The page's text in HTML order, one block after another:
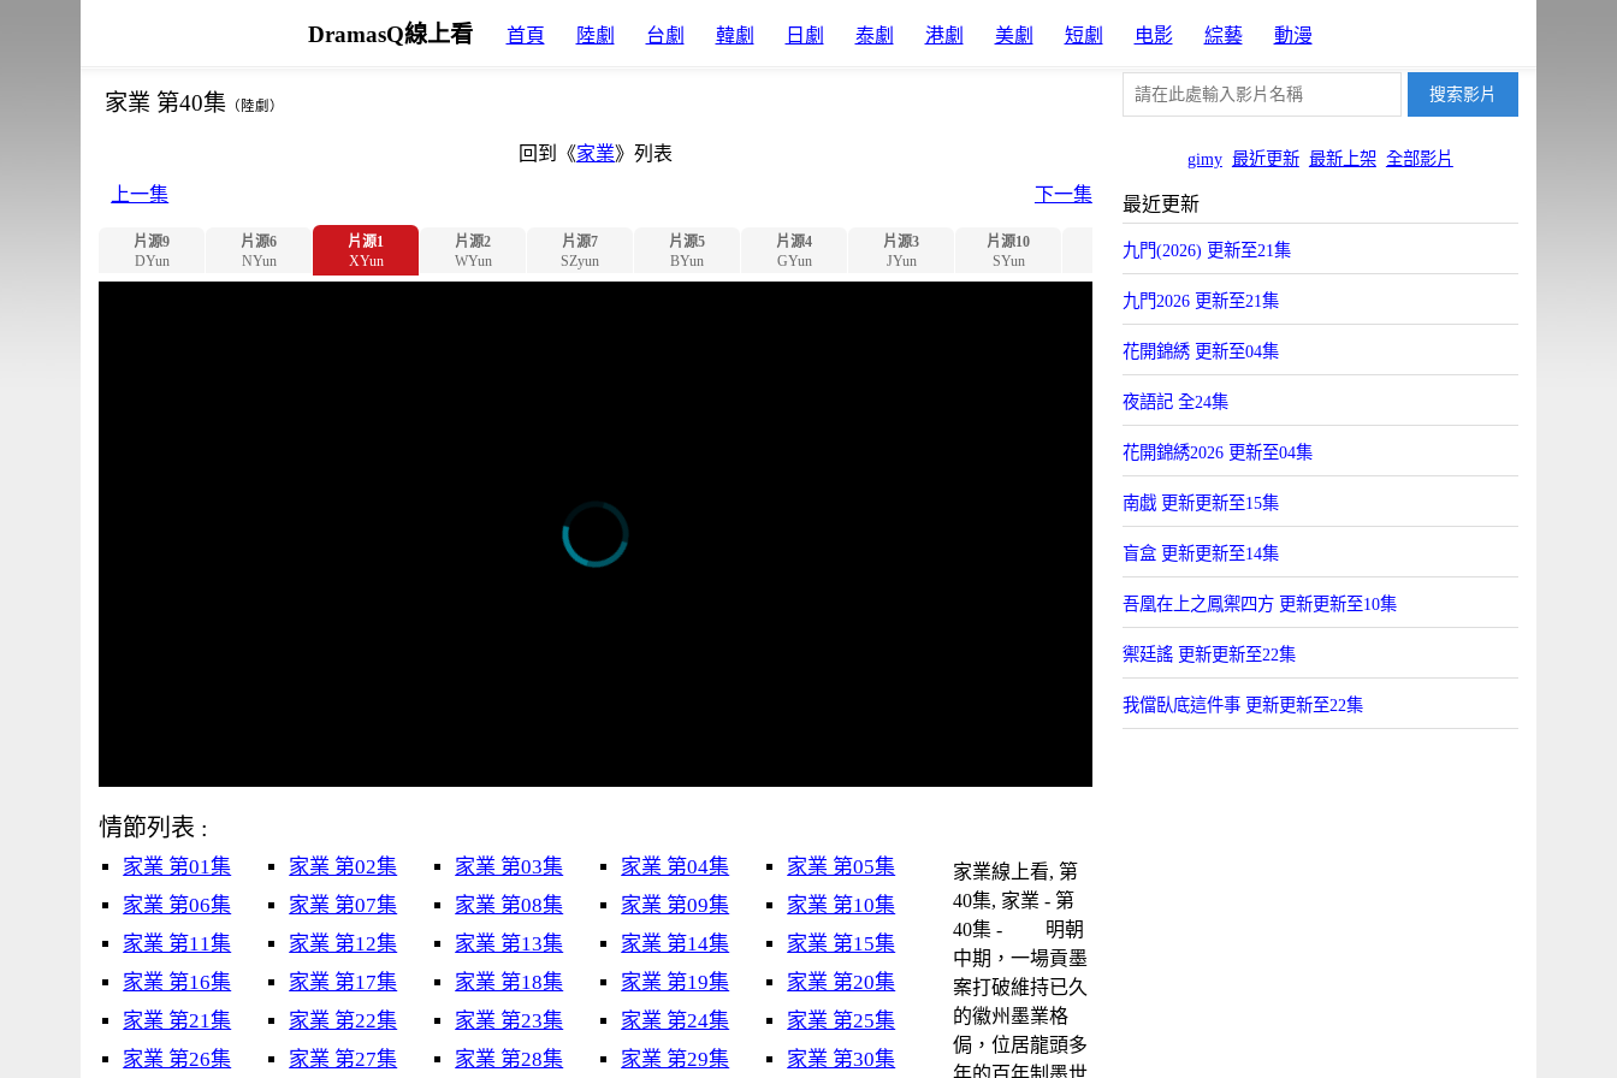
DramasQ線上看 首頁 陸劇 台劇 韓劇 日劇 泰劇 港劇 美劇 短劇 电影 綜藝 動漫
gimy 最近更新 最新上架 全部影片
家業 第40集 （陸劇）
回到《家業》列表
上一集
下一集
片源9
DYun
片源6
NYun
片源1
XYun
片源2
WYun
片源7
SZyun
片源5
BYun
片源4
GYun
片源3
JYun
片源10
SYun
片源8
Uyun
情節列表 :
家業 第01集 家業 第02集 家業 第03集 家業 第04集
家業 第05集
家業 第06集
家業 第07集 家業 第08集 家業 第09集
家業 第10集
家業 第11集
家業 第12集 家業 第13集 家業 第14集
家業 第15集
家業 第16集
家業 第17集 家業 第18集 家業 第19集
家業 第20集
家業 第21集
家業 第22集 家業 第23集 家業 第24集
家業 第25集
家業 第26集
家業 第27集 家業 第28集 家業 第29集 家業 第30集
家業線上看, 第
40集, 家業 - 第
40集 - 明朝
中期，一場貢墨
案打破維持已久
的徽州墨業格
侷，位居龍頭多
年的百年制墨世
最近更新
九門(2026) 更新至21集
九門2026 更新至21集
花開錦綉 更新至04集
夜語記 全24集
花開錦綉2026 更新至04集
南戯 更新更新至15集
盲盒 更新更新至14集
吾凰在上之鳳禦四方 更新更新至10集
禦廷謠 更新更新至22集
我儅臥底這件事 更新更新至22集